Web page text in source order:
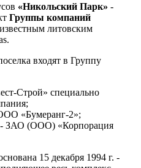
«Никольский Парк» -
Группы компаний
литовским
входят в Группу
Строй» специально
«Бумеранг-2»;
- ЗАО (ООО) «Корпорация
15 декабря 1994 г. -